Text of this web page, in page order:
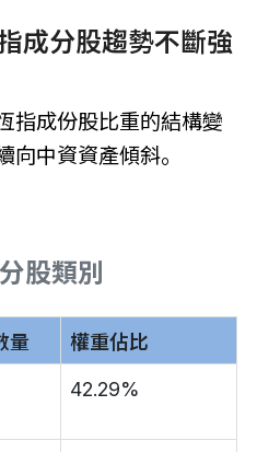
成分股趨勢不斷強
指成份股比重的結構變
向中資資產傾斜。
股類別
量 權重佔比
42.29%